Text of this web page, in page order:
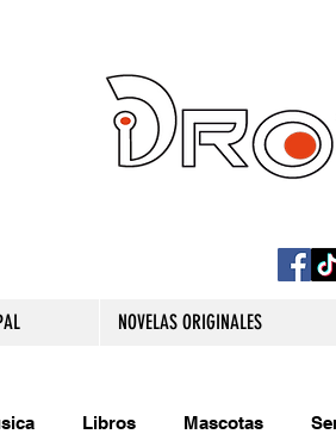
NOVELAS ORIGINALES
Libros Mascotas